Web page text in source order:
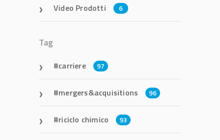
Video Prodotti 6
Tag
carriere 97
mergers&acquisitions 96
riciclo chimico 93